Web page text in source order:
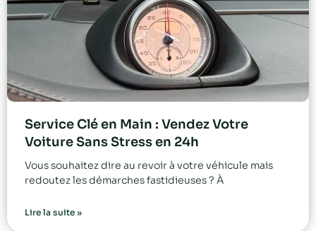
Service Clé en Main : Vendez Votre
Voiture Sans Stress en 24h
Vous souhaitez dire au revoir à votre véhicule mais
redoutez les démarches fastidieuses ? À
Lire la suite »